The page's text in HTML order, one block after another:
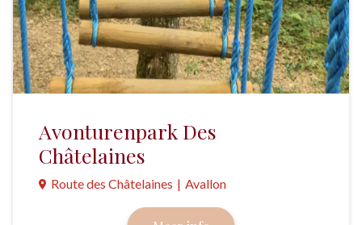
Avonturenpark Des
Châtelaines
Route des Châtelaines | Avallon
Een authentiek klimavontuur, met 7 verschillende